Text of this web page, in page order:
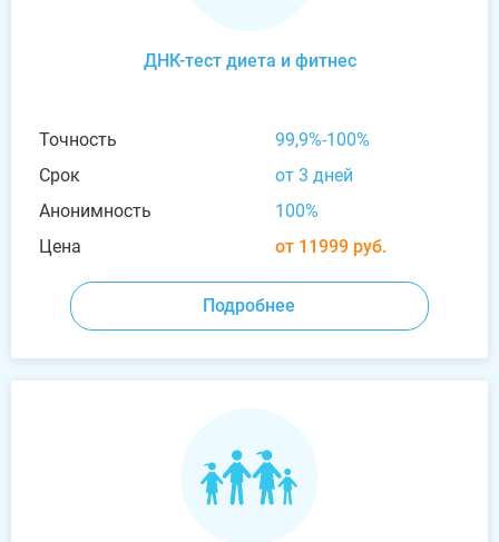
ДНК-тест диета и фитнес
Точность
99,9%-100%
Срок
от 3 дней
Анонимность
100%
Цена
от 11999 руб.
Подробнее